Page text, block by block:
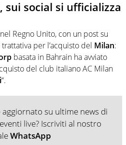
sui social si ufficializza
Regno Unito, con un post su
per l’acquisto del Milan:
basata in Bahrain ha avviato
del club italiano AC Milan
“.
su ultime news di
live? Iscriviti al nostro
WhatsApp